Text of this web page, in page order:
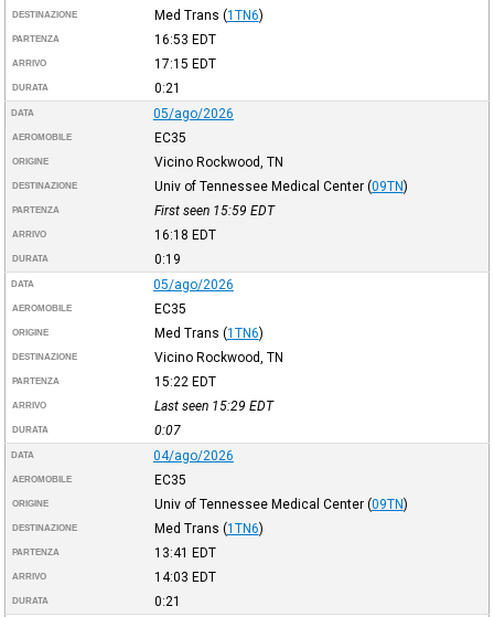
DESTINAZIONE Med Trans (1TN6)
PARTENZA 16:53 EDT
ARRIVO 17:15 EDT
DURATA 0:21
DATA 05/ago/2026
AEROMOBILE EC35
ORIGINE Vicino Rockwood, TN
DESTINAZIONE Univ of Tennessee Medical Center (09TN)
PARTENZA First seen 15:59 EDT
ARRIVO 16:18 EDT
DURATA 0:19
DATA 05/ago/2026
AEROMOBILE EC35
ORIGINE Med Trans (1TN6)
DESTINAZIONE Vicino Rockwood, TN
PARTENZA 15:22 EDT
ARRIVO Last seen 15:29 EDT
DURATA 0:07
DATA 04/ago/2026
AEROMOBILE EC35
ORIGINE Univ of Tennessee Medical Center (09TN)
DESTINAZIONE Med Trans (1TN6)
PARTENZA 13:41 EDT
ARRIVO 14:03 EDT
DURATA 0:21